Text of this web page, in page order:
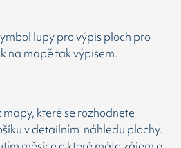
lupy pro výpis ploch pro
na mapě tak výpisem.
mapy, které se rozhodnete
v detailním náhledu plochy.